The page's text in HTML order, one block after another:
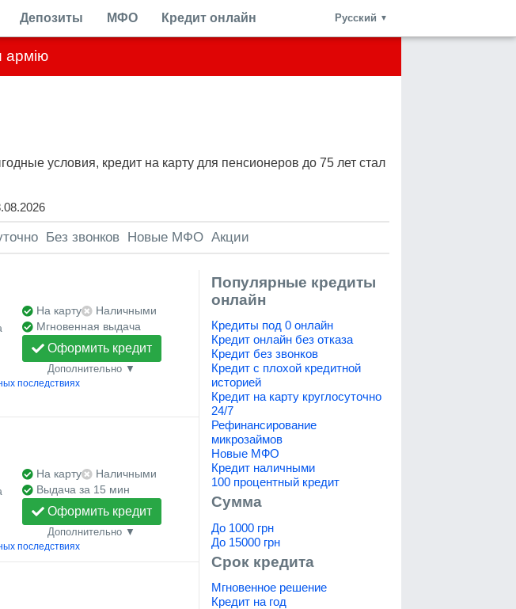
армію
Депозиты МФО Кредит онлайн Русский ▼
условия, кредит на карту для пенсионеров до 75 лет стал
Без звонков Новые МФО Акции
На карту
Наличными
Мгновенная выдача
Оформить кредит
Дополнительно ▼
последствиях
На карту
Наличными
Выдача за 15 мин
Оформить кредит
Дополнительно ▼
последствиях
Популярные кредиты
онлайн
Кредиты под 0 онлайн
Кредит онлайн без отказа
Кредит без звонков
Кредит с плохой кредитной
историей
Кредит на карту круглосуточно
24/7
Рефинансирование
микрозаймов
Новые МФО
Кредит наличными
100 процентный кредит
Сумма
До 1000 грн
До 15000 грн
Срок кредита
Мгновенное решение
Кредит на год